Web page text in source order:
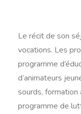
Le récit de son
vocations. Les
programme
d’animateurs
sourds, formation
programme de